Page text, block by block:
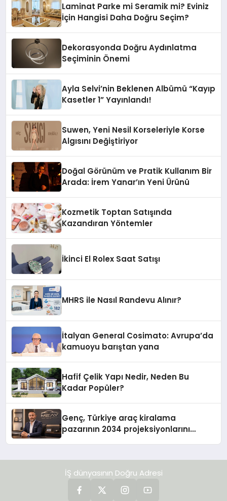
Laminat Parke mi Seramik mi? Eviniz
İçin Hangisi Daha Doğru Seçim?
Dekorasyonda Doğru Aydınlatma
Seçiminin Önemi
Ayla Selvi’nin Beklenen Albümü “Kayıp
Kasetler 1” Yayınlandı!
Suwen, Yeni Nesil Korseleriyle Korse
Algısını Değiştiriyor
Doğal Görünüm ve Pratik Kullanım Bir
Arada: İrem Yanar’ın Yeni Ürünü
Kozmetik Toptan Satışında
Kazandıran Yöntemler
İkinci El Rolex Saat Satışı
MHRS ile Nasıl Randevu Alınır?
İtalyan General Cosimato: Avrupa’da
kamuoyu barıştan yana
Hafif Çelik Yapı Nedir, Neden Bu
Kadar Popüler?
Genç, Türkiye araç kiralama
pazarının 2034 projeksiyonlarını
İŞ dünyasının Doğru Adresi